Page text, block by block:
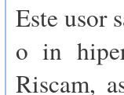
Este usor
o in
Riscam,